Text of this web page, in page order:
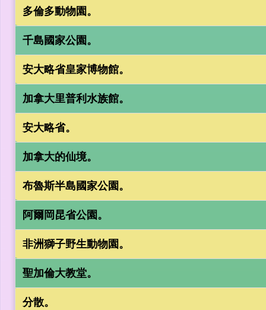
多倫多動物園。
千島國家公園。
安大略省皇家博物館。
加拿大里普利水族館。
安大略省。
加拿大的仙境。
布魯斯半島國家公園。
阿爾岡昆省公園。
非洲獅子野生動物園。
聖加倫大教堂。
分散。